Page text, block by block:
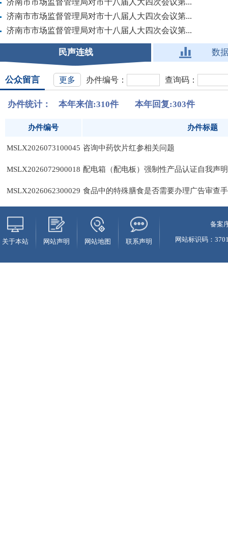
济南市市场监督管理局对市十八届人大四次会议第...
济南市市场监督管理局对市十八届人大四次会议第...
济南市市场监督管理局对市十八届人大四次会议第...
民声连线 数
公众留言 更多
关于本站 网站声明 网站地图 联系声明
备案
网站标识码：